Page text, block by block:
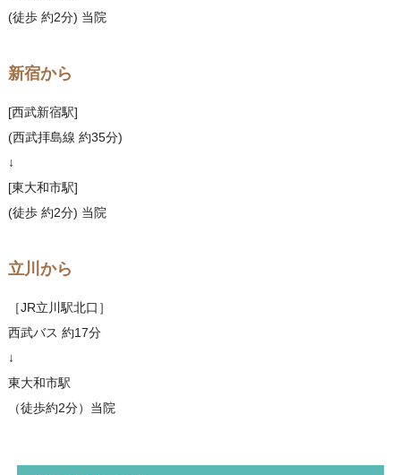
(徒歩 約2分) 当院
新宿から
[西武新宿駅]
(西武拝島線 約35分)
↓
[東大和市駅]
(徒歩 約2分) 当院
立川から
［JR立川駅北口］
西武バス 約17分
↓
東大和市駅
（徒歩約2分）当院